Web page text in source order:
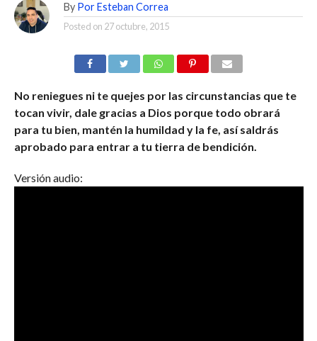
By Por Esteban Correa
Posted on 27 octubre, 2015
No reniegues ni te quejes por las circunstancias que te
tocan vivir, dale gracias a Dios porque todo obrará
para tu bien, mantén la humildad y la fe, así saldrás
aprobado para entrar a tu tierra de bendición.
Versión audio: